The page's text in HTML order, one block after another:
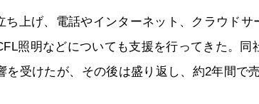
上げ、電話やインターネット、クラウドサ
照明などについても支援を行ってきた。同
受けたが、その後は盛り返し、約2年間で